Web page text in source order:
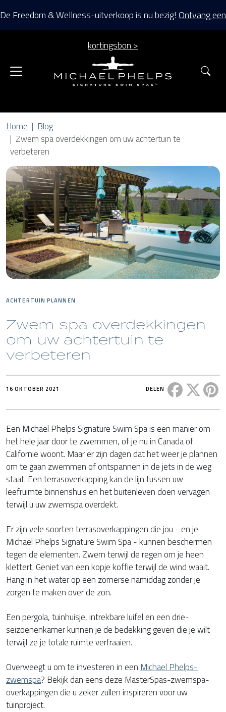
De Freedom & Wellness-uitverkoop is nu bezig! Ontvang een
kortingsbon >
Home
Blog
Zwem spa overdekkingen om uw achtertuin te
verbeteren
ACHTERTUIN PLANNEN
Zwem spa overdekkingen
om uw achtertuin te
verbeteren
16 OKTOBER 2021 DELEN Deel ditDeel
Een Michael Phelps Signature Swim Spa is een manier om
het hele jaar door te zwemmen, of je nu in Canada of
Californië woont. Maar er zijn dagen dat het weer je plannen
om te gaan zwemmen of ontspannen in de jets in de weg
staat. Een terrasoverkapping kan de lijn tussen uw
leefruimte binnenshuis en het buitenleven doen vervagen
terwijl u uw zwemspa overdekt.
Er zijn vele soorten terrasoverkappingen die jou - en je
Michael Phelps Signature Swim Spa - kunnen beschermen
tegen de elementen. Zwem terwijl de regen om je heen
klettert. Geniet van een kopje koffie terwijl de wind waait.
Hang in het water op een zomerse namiddag zonder je
zorgen te maken over de zon.
Een pergola, tuinhuisje, intrekbare luifel en een drie-
seizoenenkamer kunnen je de bedekking geven die je wilt
terwijl ze je totale ruimte verfraaien.
Overweegt u om te investeren in een Michael Phelps-
zwemspa? Bekijk dan eens deze MasterSpas-zwemspa-
overkappingen die u zeker zullen inspireren voor uw
tuinproject.